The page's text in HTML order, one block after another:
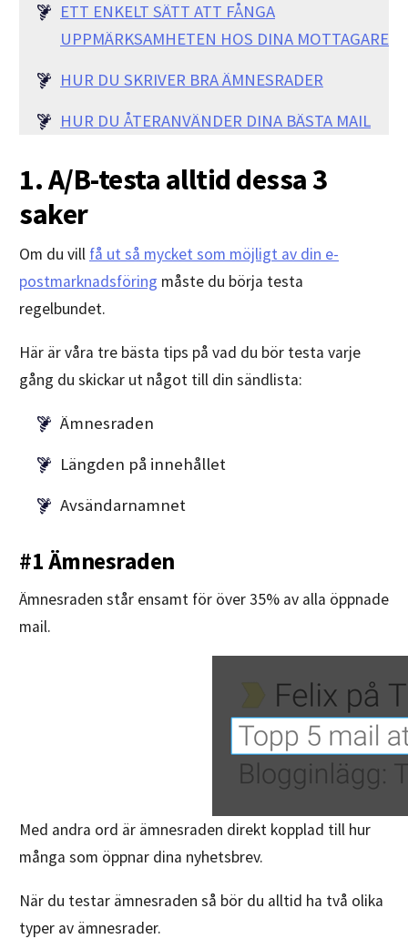
ETT ENKELT SÄTT ATT FÅNGA
UPPMÄRKSAMHETEN HOS DINA MOTTAGARE
HUR DU SKRIVER BRA ÄMNESRADER
HUR DU ÅTERANVÄNDER DINA BÄSTA MAIL
1. A/B-testa alltid dessa 3
saker
Om du vill få ut så mycket som möjligt av din e-
postmarknadsföring måste du börja testa
regelbundet.
Här är våra tre bästa tips på vad du bör testa varje
gång du skickar ut något till din sändlista:
Ämnesraden
Längden på innehållet
Avsändarnamnet
#1 Ämnesraden
Ämnesraden står ensamt för över 35% av alla öppnade
mail.
Med andra ord är ämnesraden direkt kopplad till hur
många som öppnar dina nyhetsbrev.
När du testar ämnesraden så bör du alltid ha två olika
typer av ämnesrader.